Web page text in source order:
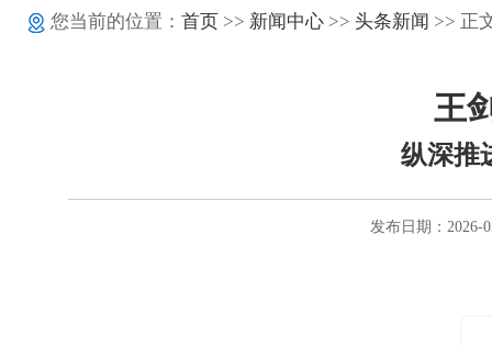
您当前的位置： 首页>> 新闻中心>> 头条新闻 >> 正
王
纵深推
发布日期：2026-